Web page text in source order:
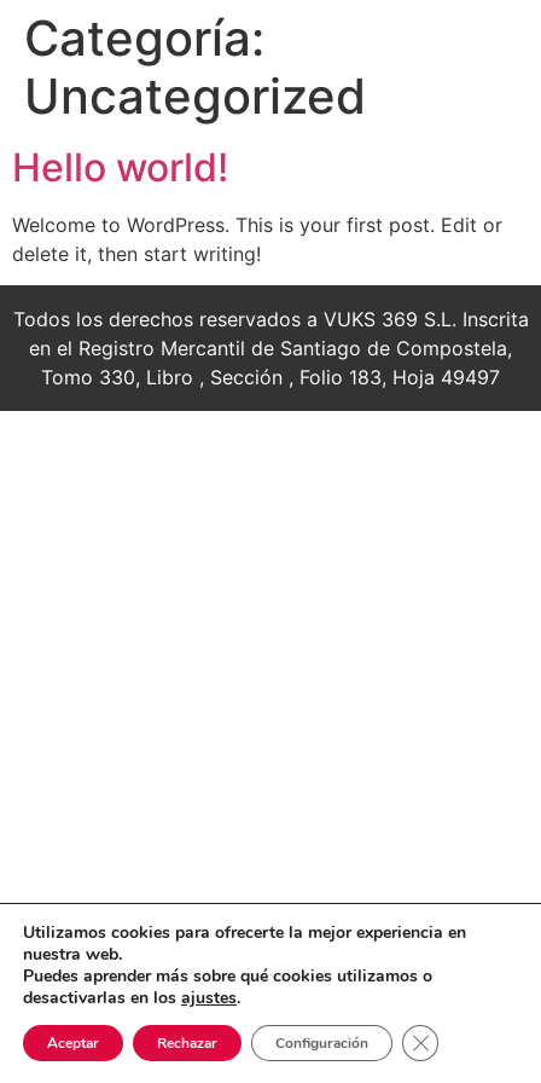
Categoría:
Uncategorized
Hello world!
Welcome to WordPress. This is your first post. Edit or
delete it, then start writing!
Todos los derechos reservados a VUKS 369 S.L. Inscrita
en el Registro Mercantil de Santiago de Compostela,
Tomo 330, Libro , Sección , Folio 183, Hoja 49497
Utilizamos cookies para ofrecerte la mejor experiencia en
nuestra web.
Puedes aprender más sobre qué cookies utilizamos o
desactivarlas en los ajustes.
Aceptar Rechazar Configuración Cerrar el